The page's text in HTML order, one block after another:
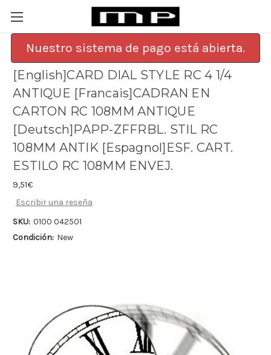
Nuestro sistema de pago está abierta.
[English]CARD DIAL STYLE RC 4 1/4
ANTIQUE [Francais]CADRAN EN
CARTON RC 108MM ANTIQUE
[Deutsch]PAPP-ZFFRBL. STIL RC
108MM ANTIK [Espagnol]ESF. CART.
ESTILO RC 108MM ENVEJ.
9,51€
Escribir una reseña
SKU: 0100 042501
Condición: New